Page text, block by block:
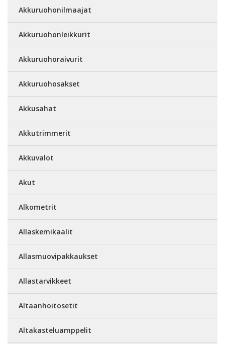
Akkuruohonilmaajat
Akkuruohonleikkurit
Akkuruohoraivurit
Akkuruohosakset
Akkusahat
Akkutrimmerit
Akkuvalot
Akut
Alkometrit
Allaskemikaalit
Allasmuovipakkaukset
Allastarvikkeet
Altaanhoitosetit
Altakasteluamppelit